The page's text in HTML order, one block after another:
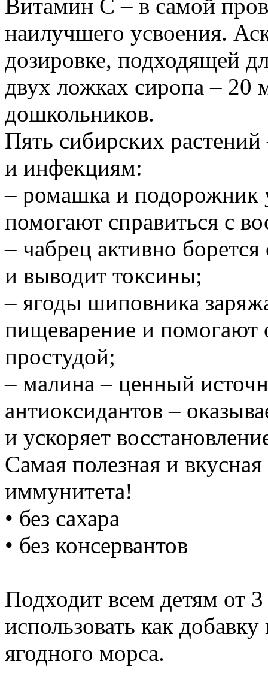
Витамин С – в самой
наилучшего усвоения.
дозировке, подходящей
двух ложках сиропа – 20
дошкольников.
Пять сибирских
и инфекциям:
– ромашка и подорожник
помогают справиться с
– чабрец активно
и выводит токсины;
– ягоды шиповника
пищеварение и помогают
простудой;
– малина – ценный
антиоксидантов –
и ускоряет
Самая полезная и
иммунитета!
• без сахара
• без консервантов
Подходит всем детям от
использовать как
ягодного морса.